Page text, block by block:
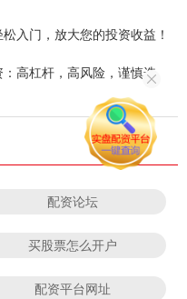
入门，放大您的投资收益！
高杠杆，高风险，谨慎选
配资论坛
买股票怎么开户
配资平台网址